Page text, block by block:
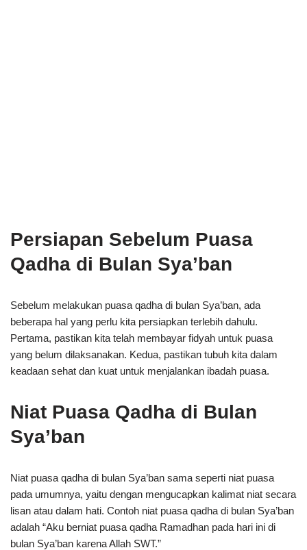
Persiapan Sebelum Puasa
Qadha di Bulan Sya’ban
Sebelum melakukan puasa qadha di bulan Sya’ban, ada
beberapa hal yang perlu kita persiapkan terlebih dahulu.
Pertama, pastikan kita telah membayar fidyah untuk puasa
yang belum dilaksanakan. Kedua, pastikan tubuh kita dalam
keadaan sehat dan kuat untuk menjalankan ibadah puasa.
Niat Puasa Qadha di Bulan
Sya’ban
Niat puasa qadha di bulan Sya’ban sama seperti niat puasa
pada umumnya, yaitu dengan mengucapkan kalimat niat secara
lisan atau dalam hati. Contoh niat puasa qadha di bulan Sya’ban
adalah “Aku berniat puasa qadha Ramadhan pada hari ini di
bulan Sya’ban karena Allah SWT.”